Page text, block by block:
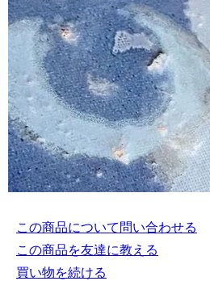
この商品について問い合わせる
この商品を友達に教える
買い物を続ける